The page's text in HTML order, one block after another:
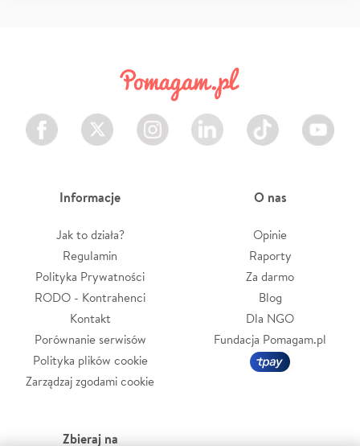
Facebook Twitter Instagram LinkedIn TikTok Youtube
Informacje
Jak to działa?
Regulamin
Polityka Prywatności
RODO - Kontrahenci
Kontakt
Porównanie serwisów
Polityka plików cookie
Zarządzaj zgodami cookie
O nas
Opinie
Raporty
Za darmo
Blog
Dla NGO
Fundacja Pomagam.pl
Zbieraj na